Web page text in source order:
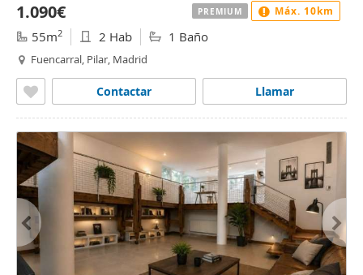
1.090€
55m2 2 Hab 1 Baño
Fuencarral, Pilar, Madrid
Llamar
Contactar
PREMIUM Máx. 10km